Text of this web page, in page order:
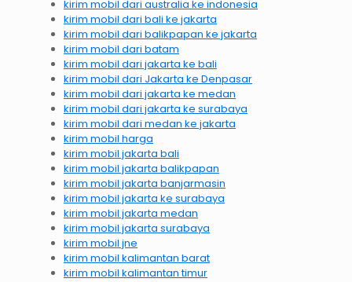
kirim mobil dari australia ke indonesia
kirim mobil dari bali ke jakarta
kirim mobil dari balikpapan ke jakarta
kirim mobil dari batam
kirim mobil dari jakarta ke bali
kirim mobil dari Jakarta ke Denpasar
kirim mobil dari jakarta ke medan
kirim mobil dari jakarta ke surabaya
kirim mobil dari medan ke jakarta
kirim mobil harga
kirim mobil jakarta bali
kirim mobil jakarta balikpapan
kirim mobil jakarta banjarmasin
kirim mobil jakarta ke surabaya
kirim mobil jakarta medan
kirim mobil jakarta surabaya
kirim mobil jne
kirim mobil kalimantan barat
kirim mobil kalimantan timur